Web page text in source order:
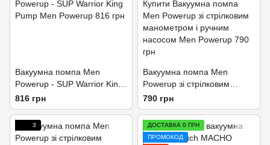
Вакуумна помпа Men
Powerup - SUP Warrior King
Pump
816 грн
Вакуумна помпа Men
Powerup зі стрілковим
манометром і ручним
насосом
790 грн
3
ДОСТАВКА 0 ГРН
ПРОМОКОД